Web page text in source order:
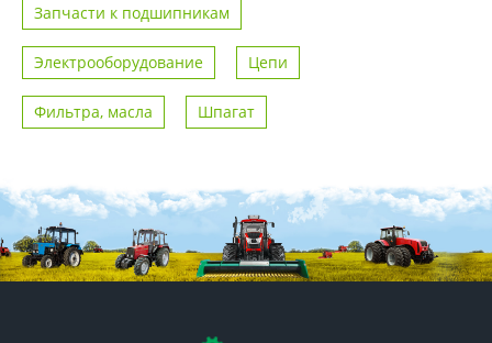
Запчасти к подшипникам
Электрооборудование Цепи
Фильтра, масла Шпагат